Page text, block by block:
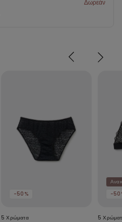
Δωρεάν
-50%
5 Χρώματα
-
5